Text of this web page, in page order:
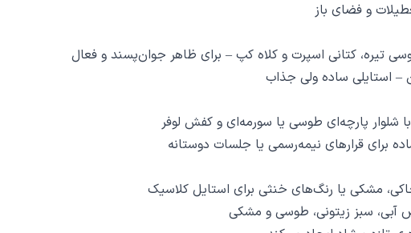
و فضای باز
تیره، کتانی اسپرت و کلاه کپ – برای ظاهر جوان‌پسند و فعال
ساده ولی جذاب
پارچه‌ای طوسی یا سورمه‌ای و کفش لوفر
برای قرارهای نیمه‌رسمی یا جلسات دوستانه
مشکی یا رنگ‌های خنثی برای استایل کلاسیک
سبز زیتونی، طوسی و مشکی